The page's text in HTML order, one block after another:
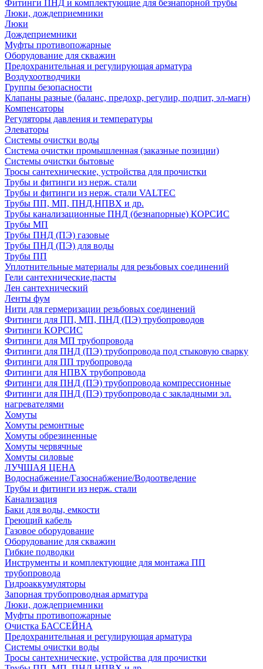
Фитинги ПНД и комплектующие для безнапорной трубы
Люки, дождеприемники
Люки
Дождеприемники
Муфты противопожарные
Оборудование для скважин
Предохранительная и регулирующая арматура
Воздухоотводчики
Группы безопасности
Клапаны разные (баланс, предохр, регулир, подпит, эл-магн)
Компенсаторы
Регуляторы давления и температуры
Элеваторы
Системы очистки воды
Система очистки промышленная (заказные позиции)
Системы очистки бытовые
Тросы сантехнические, устройства для прочистки
Трубы и фитинги из нерж. стали
Трубы и фитинги из нерж. стали VALTEC
Трубы ПП, МП, ПНД,НПВХ и др.
Трубы канализационные ПНД (безнапорные) КОРСИС
Трубы МП
Трубы ПНД (ПЭ) газовые
Трубы ПНД (ПЭ) для воды
Трубы ПП
Уплотнительные материалы для резьбовых соединений
Гели сантехнические,пасты
Лен сантехнический
Ленты фум
Нити для гермеризации резьбовых соединений
Фитинги для ПП, МП, ПНД (ПЭ) трубопроводов
Фитинги КОРСИС
Фитинги для МП трубопровода
Фитинги для ПНД (ПЭ) трубопровода под стыковую сварку
Фитинги для ПП трубопровода
Фитинги для НПВХ трубопровода
Фитинги для ПНД (ПЭ) трубопровода компрессионные
Фитинги для ПНД (ПЭ) трубопровода с закладными эл.
нагревателями
Хомуты
Хомуты ремонтные
Хомуты обрезиненные
Хомуты червячные
Хомуты силовые
ЛУЧШАЯ ЦЕНА
Водоснабжение/Газоснабжение/Водоотведение
Трубы и фитинги из нерж. стали
Канализация
Баки для воды, емкости
Греющий кабель
Газовое оборудование
Оборудование для скважин
Гибкие подводки
Инструменты и комплектующие для монтажа ПП
трубопровода
Гидроаккумуляторы
Запорная трубопроводная арматура
Люки, дождеприемники
Муфты противопожарные
Очистка БАССЕЙНА
Предохранительная и регулирующая арматура
Системы очистки воды
Тросы сантехнические, устройства для прочистки